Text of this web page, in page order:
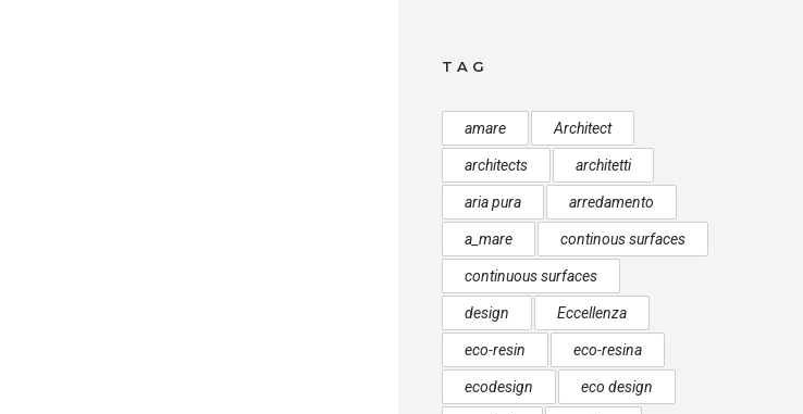
TAG
amare Architect
architects architetti
aria pura arredamento
a_mare continous surfaces
continuous surfaces
design Eccellenza
eco-resin eco-resina
ecodesign eco design